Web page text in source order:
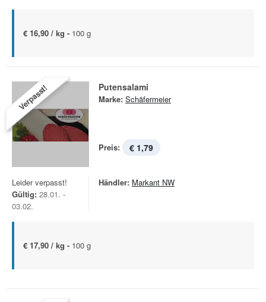
€ 16,90 / kg - 100 g
Verpasst! Putensalami
Marke: Schäfermeier
Preis: € 1,79
Leider verpasst!
Gültig: 28.01. -
03.02.
Händler: Markant NW
€ 17,90 / kg - 100 g